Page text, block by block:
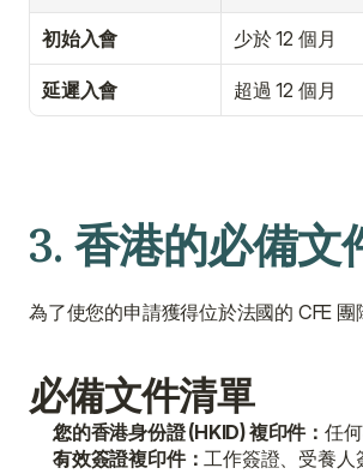
初始入會 少於 12 個月
延遲入會 超過 12 個月
3. 香港的必備文
為了使您的申請獲得位於法國的 CFE
必備文件清單
您的香港身份證 (HKID) 複印件：任
有效簽證複印件：工作簽證、受養人